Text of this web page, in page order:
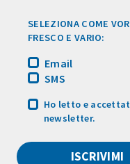
SELEZIONA COME
FRESCO E VARIO:
Email
SMS
Ho letto e
newsletter.